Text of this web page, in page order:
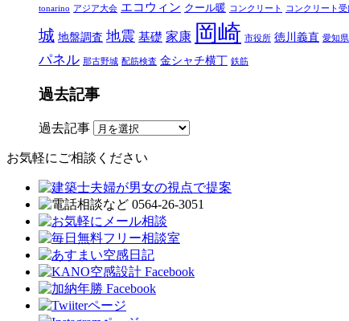
tonarino アジア大会 エコウィン クール暖 コンクリート コンクリート
城 地盤調査 地震 基礎 家康 岡崎 市役所 徳川義直 愛知
パネル 那古野城 配筋検査 金シャチ横丁 鉄筋
過去記事
過去記事
お気軽にご相談ください